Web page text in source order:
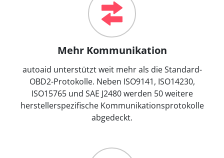
Mehr Kommunikation
autoaid unterstützt weit mehr als die Standard-
OBD2-Protokolle. Neben ISO9141, ISO14230,
ISO15765 und SAE J2480 werden 50 weitere
herstellerspezifische Kommunikationsprotokolle
abgedeckt.